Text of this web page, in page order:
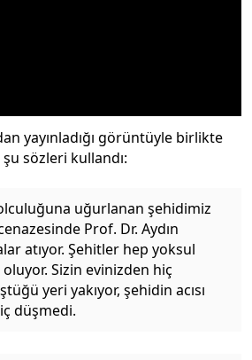
yayınladığı görüntüyle birlikte
şu sözleri kullandı:
uğurlanan şehidimiz
Prof. Dr. Aydın
atıyor. Şehitler hep yoksul
Sizin evinizden hiç
yeri yakıyor, şehidin acısı
düşmedi.